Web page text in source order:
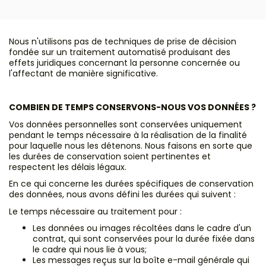
Nous n'utilisons pas de techniques de prise de décision
fondée sur un traitement automatisé produisant des
effets juridiques concernant la personne concernée ou
l'affectant de manière significative.
COMBIEN DE TEMPS CONSERVONS-NOUS VOS DONNÉES ?
Vos données personnelles sont conservées uniquement
pendant le temps nécessaire à la réalisation de la finalité
pour laquelle nous les détenons. Nous faisons en sorte que
les durées de conservation soient pertinentes et
respectent les délais légaux.
En ce qui concerne les durées spécifiques de conservation
des données, nous avons défini les durées qui suivent :
Le temps nécessaire au traitement pour :
Les données ou images récoltées dans le cadre d'un
contrat, qui sont conservées pour la durée fixée dans
le cadre qui nous lie à vous;
Les messages reçus sur la boîte e-mail générale qui